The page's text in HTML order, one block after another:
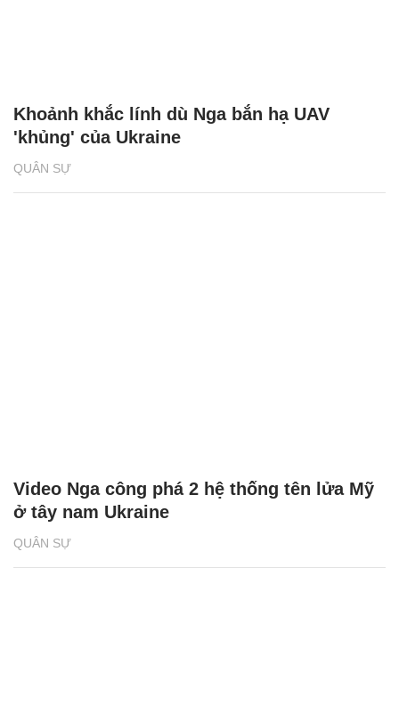
QUÂN SỰ
Khoảnh khắc lính dù Nga bắn hạ UAV
'khủng' của Ukraine
QUÂN SỰ
Video Nga công phá 2 hệ thống tên lửa Mỹ
ở tây nam Ukraine